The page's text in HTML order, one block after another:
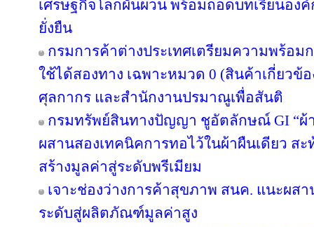
เศรษฐกิจโลกผันผวน พร้อมถอดบทเรียนอง
ยั่งยืน
กรมการค้าต่างประเทศเตรียมความพร้อ
ใช้ได้สองทาง เฉพาะหมวด 0 (สินค้าเกี่ยวข้
ศุลกากร และสำนักงานปรมาณูเพื่อสันติ
กรมทรัพย์สินทางปัญญา ชูอัตลักษณ์ GI “ผ้
ผสานสองเทคนิคการทอไว้ในผ้าผืนเดียว
สร้างมูลค่าสู่ระดับพรีเมียม
เจาะช่องว่างการค้าสุขภาพ สนค. แนะผส
ระดับสู่ผลิตภัณฑ์มูลค่าสูง